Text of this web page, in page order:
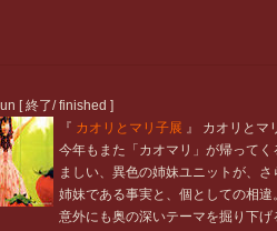
[ 終了/ finished ]
『 カオリとマリ子展 』 カオリとマ
今年もまた「カオマリ」が帰って
ましい、異色の姉妹ユニットが、
姉妹である事実と、個としての相
意外にも奥の深いテーマを掘り下げ